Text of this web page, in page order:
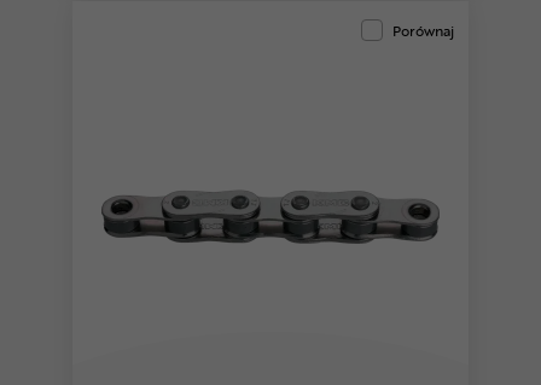
Porównaj